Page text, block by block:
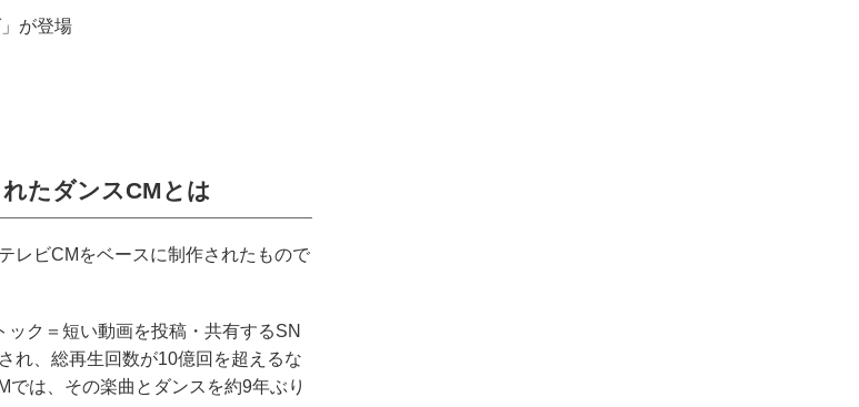
が登場
たダンスCMとは
レビCMをベースに制作されたもので
ク＝短い動画を投稿・共有するSN
れ、総再生回数が10億回を超えるな
は、その楽曲とダンスを約9年ぶり